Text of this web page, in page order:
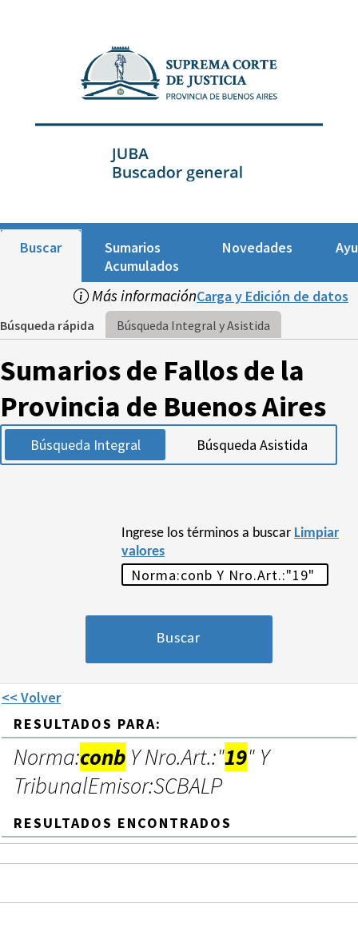
Buscar
Sumarios
Acumulados
Novedades
Más informaciónCarga y Edición de datos
Búsqueda rápida Búsqueda Integral y Asistida
Sumarios de Fallos de la
Provincia de Buenos Aires
Búsqueda Integral Búsqueda Asistida
Ingrese los términos a buscar Limpiar
valores
<< Volver
RESULTADOS PARA:
Norma:conb Y Nro.Art.:"19" Y
TribunalEmisor:SCBALP
RESULTADOS ENCONTRADOS